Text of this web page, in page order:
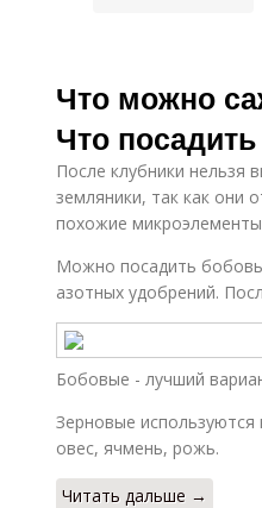
Что можно
Что
После клубники нельзя
земляники, так как они
похожие
Можно посадить
азотных удобрений.
Бобовые - лучший
Зерновые
овес, ячмень, рожь.
Читать дальше →